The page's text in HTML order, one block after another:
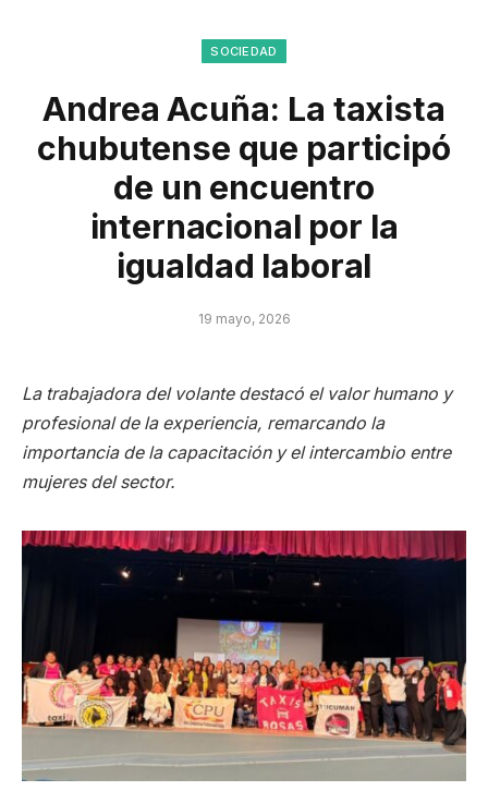
SOCIEDAD
Andrea Acuña: La taxista
chubutense que participó
de un encuentro
internacional por la
igualdad laboral
19 mayo, 2026
La trabajadora del volante destacó el valor humano y
profesional de la experiencia, remarcando la
importancia de la capacitación y el intercambio entre
mujeres del sector.